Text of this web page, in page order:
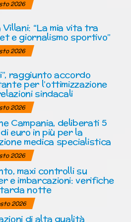
2026
“La mia vita tra
e giornalismo sportivo”
2026
raggiunto accordo
per l’ottimizzazione
sindacali
2026
Campania, deliberati 5
di euro in più per la
medica specialistica
2026
maxi controlli su
e imbarcazioni: verifiche
notte
2026
di alta qualità